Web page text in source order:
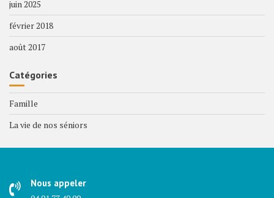
juin 2025
février 2018
août 2017
Catégories
Famille
La vie de nos séniors
Nous appeler